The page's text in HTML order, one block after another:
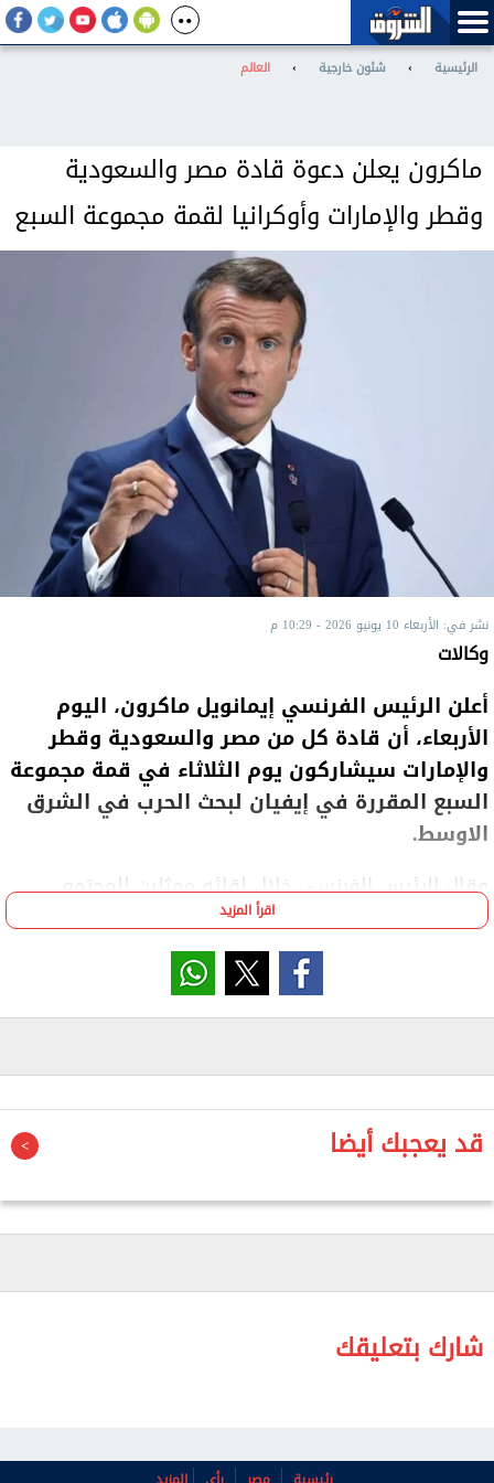
الرئيسية › شئون خارجية › العالم
ماكرون يعلن دعوة قادة مصر والسعودية
وقطر والإمارات وأوكرانيا لقمة مجموعة السبع
نشر في: الأربعاء 10 يونيو 2026 - 10:29 م
وكالات
أعلن الرئيس الفرنسي إيمانويل ماكرون، اليوم
الأربعاء، أن قادة كل من مصر والسعودية وقطر
والإمارات سيشاركون يوم الثلاثاء في قمة مجموعة
السبع المقررة في إيفيان لبحث الحرب في الشرق
الاوسط.
وقال الرئيس الفرنسي خلال لقائه ممثلين للمجتمع
المدني في الإليزيه: «النقاش سيتناول إغلاق مضيق
هرمز والذي له تأثير فعلي على اقتصاداتنا بسبب الارتفاع
الكبير في أسعار المحروقات، والمفاوضات حول إيران»،
وفق وكالة الصحافة الفرنسية.
وشدد ماكرون، على الأهمية الكبيرة لمحاولة إيجاد سبل
وأعلن ماكرون أيضا أن زيلينسكي سيشارك في جلسة
إعادة تحقيق التقارب داخل مجموعة السبع دعما لأوكرانيا
في مختلف جوانب الحرب"، وذلك في إشارة إلى الخلافات
اقرأ المزيد
قد يعجبك أيضا
شارك بتعليقك